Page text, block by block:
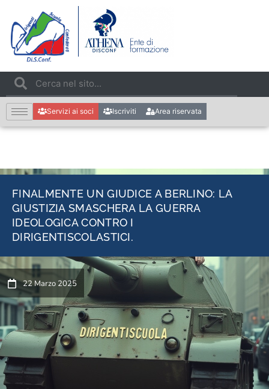
Servizi ai soci Iscriviti Area riservata
FINALMENTE UN GIUDICE A BERLINO: LA
GIUSTIZIA SMASCHERA LA GUERRA
IDEOLOGICA CONTRO I
DIRIGENTISCOLASTICI.
22 Marzo 2025